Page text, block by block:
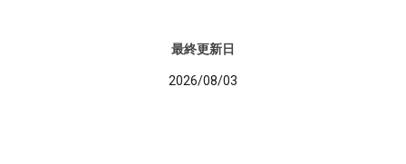
最終更新日
2026/08/03